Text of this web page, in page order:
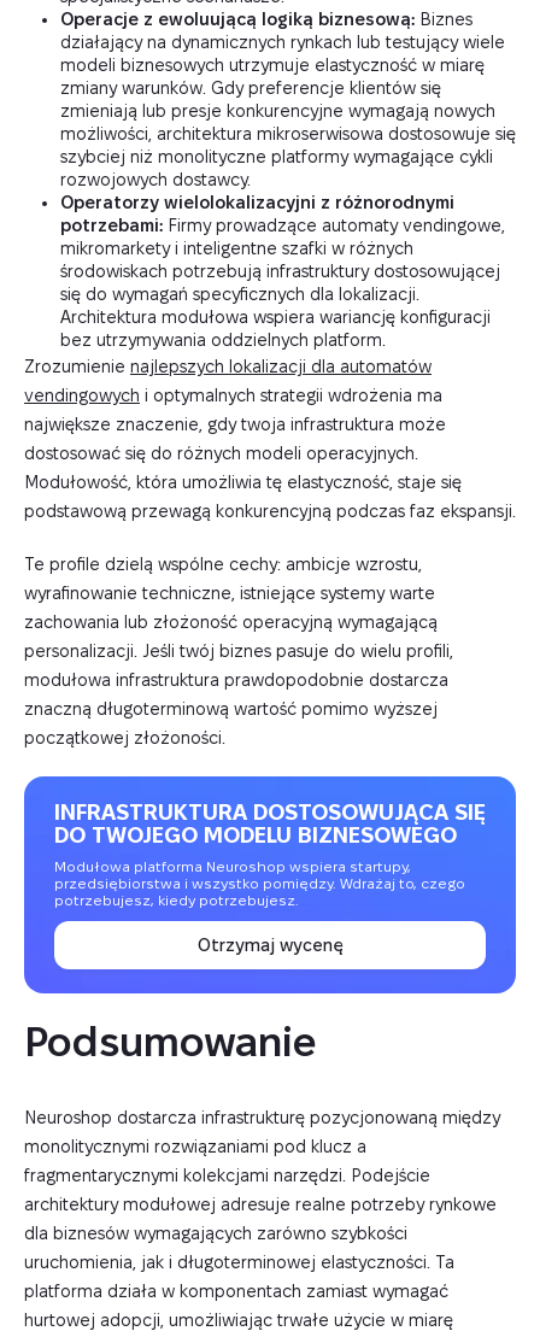
Operacje z ewoluującą logiką biznesową: Biznes
działający na dynamicznych rynkach lub testujący wiele
modeli biznesowych utrzymuje elastyczność w miarę
zmiany warunków. Gdy preferencje klientów się
zmieniają lub presje konkurencyjne wymagają nowych
możliwości, architektura mikroserwisowa dostosowuje się
szybciej niż monolityczne platformy wymagające cykli
rozwojowych dostawcy.
Operatorzy wielolokalizacyjni z różnorodnymi
potrzebami: Firmy prowadzące automaty vendingowe,
mikromarkety i inteligentne szafki w różnych
środowiskach potrzebują infrastruktury dostosowującej
się do wymagań specyficznych dla lokalizacji.
Architektura modułowa wspiera wariancję konfiguracji
bez utrzymywania oddzielnych platform.
Zrozumienie najlepszych lokalizacji dla automatów
vendingowych i optymalnych strategii wdrożenia ma
największe znaczenie, gdy twoja infrastruktura może
dostosować się do różnych modeli operacyjnych.
Modułowość, która umożliwia tę elastyczność, staje się
podstawową przewagą konkurencyjną podczas faz ekspansji.
Te profile dzielą wspólne cechy: ambicje wzrostu,
wyrafinowanie techniczne, istniejące systemy warte
zachowania lub złożoność operacyjną wymagającą
personalizacji. Jeśli twój biznes pasuje do wielu profili,
modułowa infrastruktura prawdopodobnie dostarcza
znaczną długoterminową wartość pomimo wyższej
początkowej złożoności.
INFRASTRUKTURA DOSTOSOWUJĄCA SIĘ
DO TWOJEGO MODELU BIZNESOWEGO
Modułowa platforma Neuroshop wspiera startupy,
przedsiębiorstwa i wszystko pomiędzy. Wdrażaj to, czego
potrzebujesz, kiedy potrzebujesz.
Otrzymaj wycenę
Podsumowanie
Neuroshop dostarcza infrastrukturę pozycjonowaną między
monolitycznymi rozwiązaniami pod klucz a
fragmentarycznymi kolekcjami narzędzi. Podejście
architektury modułowej adresuje realne potrzeby rynkowe
dla biznesów wymagających zarówno szybkości
uruchomienia, jak i długoterminowej elastyczności. Ta
platforma działa w komponentach zamiast wymagać
hurtowej adopcji, umożliwiając trwałe użycie w miarę